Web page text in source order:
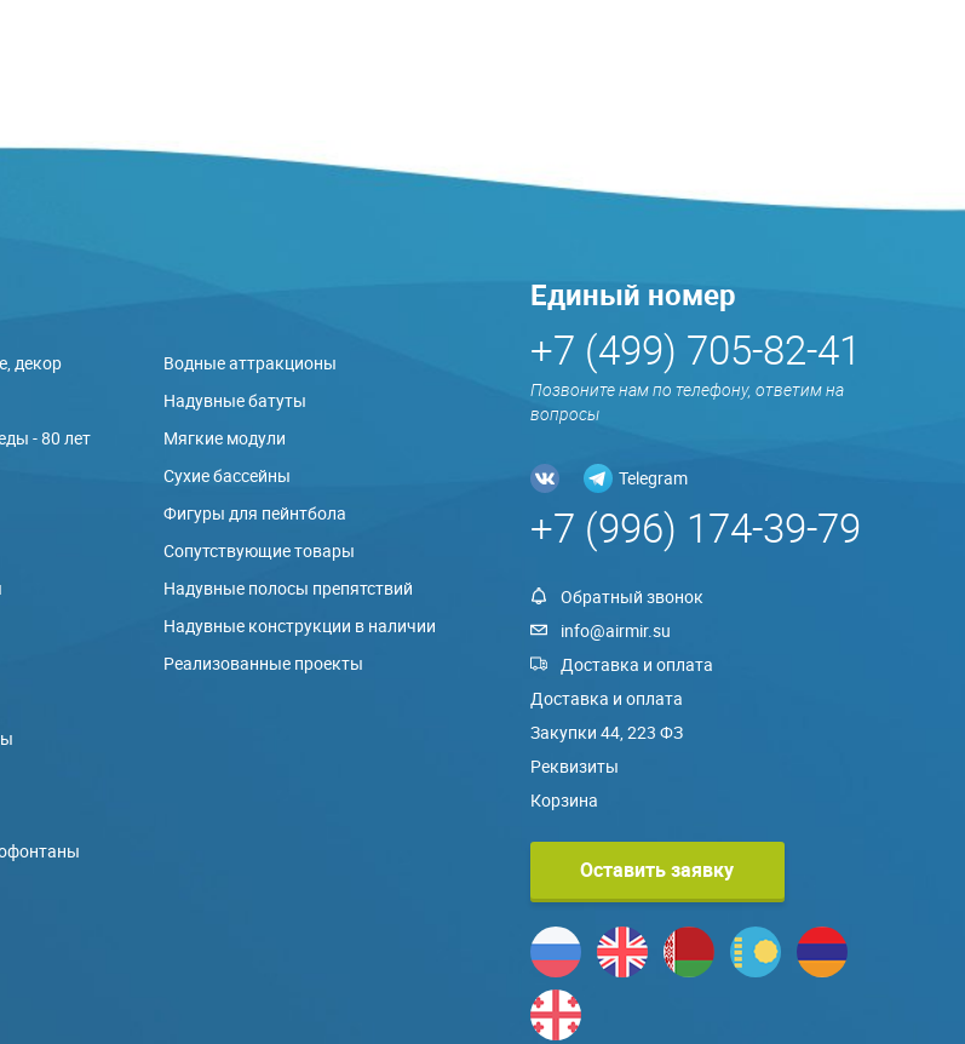
декор
- 80 лет
Водные аттракционы
Надувные батуты
Мягкие модули
Сухие бассейны
Фигуры для пейнтбола
Сопутствующие товары
Надувные полосы препятствий
Надувные конструкции в наличии
Реализованные проекты
Единый номер
+7 (499) 705-82-41
Позвоните нам по телефону, ответим на
вопросы
Telegram
+7 (996) 174-39-79
Обратный звонок
info@airmir.su
Доставка и оплата
Доставка и оплата
Закупки 44, 223 ФЗ
Реквизиты
Корзина
Оставить заявку